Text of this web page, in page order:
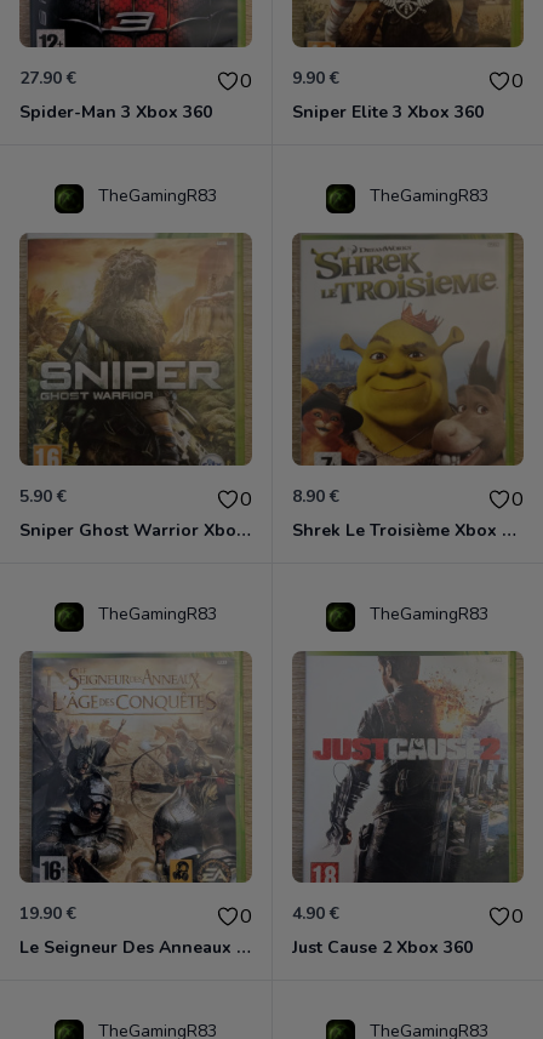
27.90 € 0
Spider-Man 3 Xbox 360
9.90 € 0
Sniper Elite 3 Xbox 360
TheGamingR83
5.90 € 0
Sniper Ghost Warrior Xbox 360
TheGamingR83
8.90 € 0
Shrek Le Troisième Xbox 360
TheGamingR83
19.90 € 0
Le Seigneur Des Anneaux - L'âge Des Conquêtes Xbox 360
TheGamingR83
4.90 € 0
Just Cause 2 Xbox 360
TheGamingR83 TheGamingR83